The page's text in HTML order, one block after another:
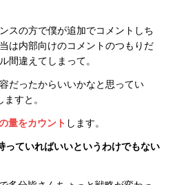
スの方で僕が追加でコメントしち
は内部向けのコメントのつもりだ
間違えてしまって。
だったからいいかなと思ってい
すと。
量をカウント します。
っていればいいというわけでもない